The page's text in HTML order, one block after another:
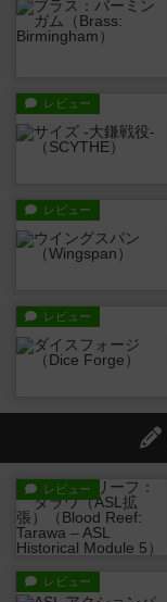
レビュー
レビュー
レビュー
レビュー
レビュー